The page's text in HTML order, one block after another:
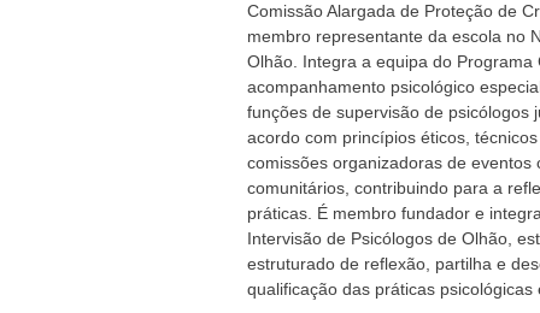
Comissão Alargada de Proteção de
membro representante da escola no
Olhão. Integra a equipa do Programa
acompanhamento psicológico
funções de supervisão de psicólogos
acordo com princípios éticos,
comissões organizadoras de
comunitários, contribuindo para a
práticas. É membro fundador e
Intervisão de Psicólogos de Olhão,
estruturado de reflexão, partilha e
qualificação das práticas